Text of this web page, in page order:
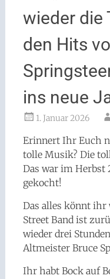
wieder die
den Hits
ins neue
1. Januar 2026
Erinnert Ihr Euch
tolle Musik? Die
Das war im Herbst
gekocht!
Das alles könnt ihr
Street Band ist
wieder drei
Altmeister Bruce
Ihr habt Bock auf